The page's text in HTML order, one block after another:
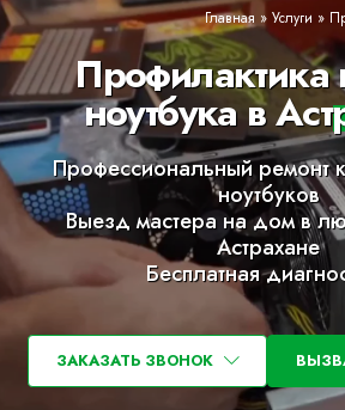
Главная » Услуги »
Профилактика
ноутбука в
Профессиональный ремонт
ноутбуков
Выезд мастера на дом в
Астрахане
Бесплатная
ЗАКАЗАТЬ ЗВОНОК